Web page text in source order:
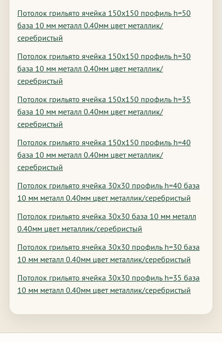
Потолок грильято ячейка 150х150 профиль h=50
база 10 мм металл 0.40мм цвет металлик/
серебристый
Потолок грильято ячейка 150х150 профиль h=30
база 10 мм металл 0.40мм цвет металлик/
серебристый
Потолок грильято ячейка 150х150 профиль h=35
база 10 мм металл 0.40мм цвет металлик/
серебристый
Потолок грильято ячейка 150х150 профиль h=40
база 10 мм металл 0.40мм цвет металлик/
серебристый
Потолок грильято ячейка 30х30 профиль h=40 база
10 мм металл 0.40мм цвет металлик/серебристый
Потолок грильято ячейка 30х30 база 10 мм металл
0.40мм цвет металлик/серебристый
Потолок грильято ячейка 30х30 профиль h=30 база
10 мм металл 0.40мм цвет металлик/серебристый
Потолок грильято ячейка 30х30 профиль h=35 база
10 мм металл 0.40мм цвет металлик/серебристый